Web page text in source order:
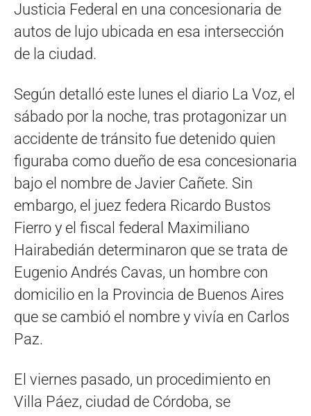
Justicia Federal en una concesionaria de
autos de lujo ubicada en esa intersección
de la ciudad.
Según detalló este lunes el diario La Voz, el
sábado por la noche, tras protagonizar un
accidente de tránsito fue detenido quien
figuraba como dueño de esa concesionaria
bajo el nombre de Javier Cañete. Sin
embargo, el juez federa Ricardo Bustos
Fierro y el fiscal federal Maximiliano
Hairabedián determinaron que se trata de
Eugenio Andrés Cavas, un hombre con
domicilio en la Provincia de Buenos Aires
que se cambió el nombre y vivía en Carlos
Paz.
El viernes pasado, un procedimiento en
Villa Páez, ciudad de Córdoba, se